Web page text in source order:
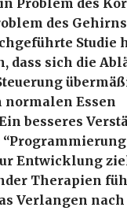
Problem des
des
Studie
dass sich die
normalen Essen
besseres
Entwicklung
Therapien
Verlangen